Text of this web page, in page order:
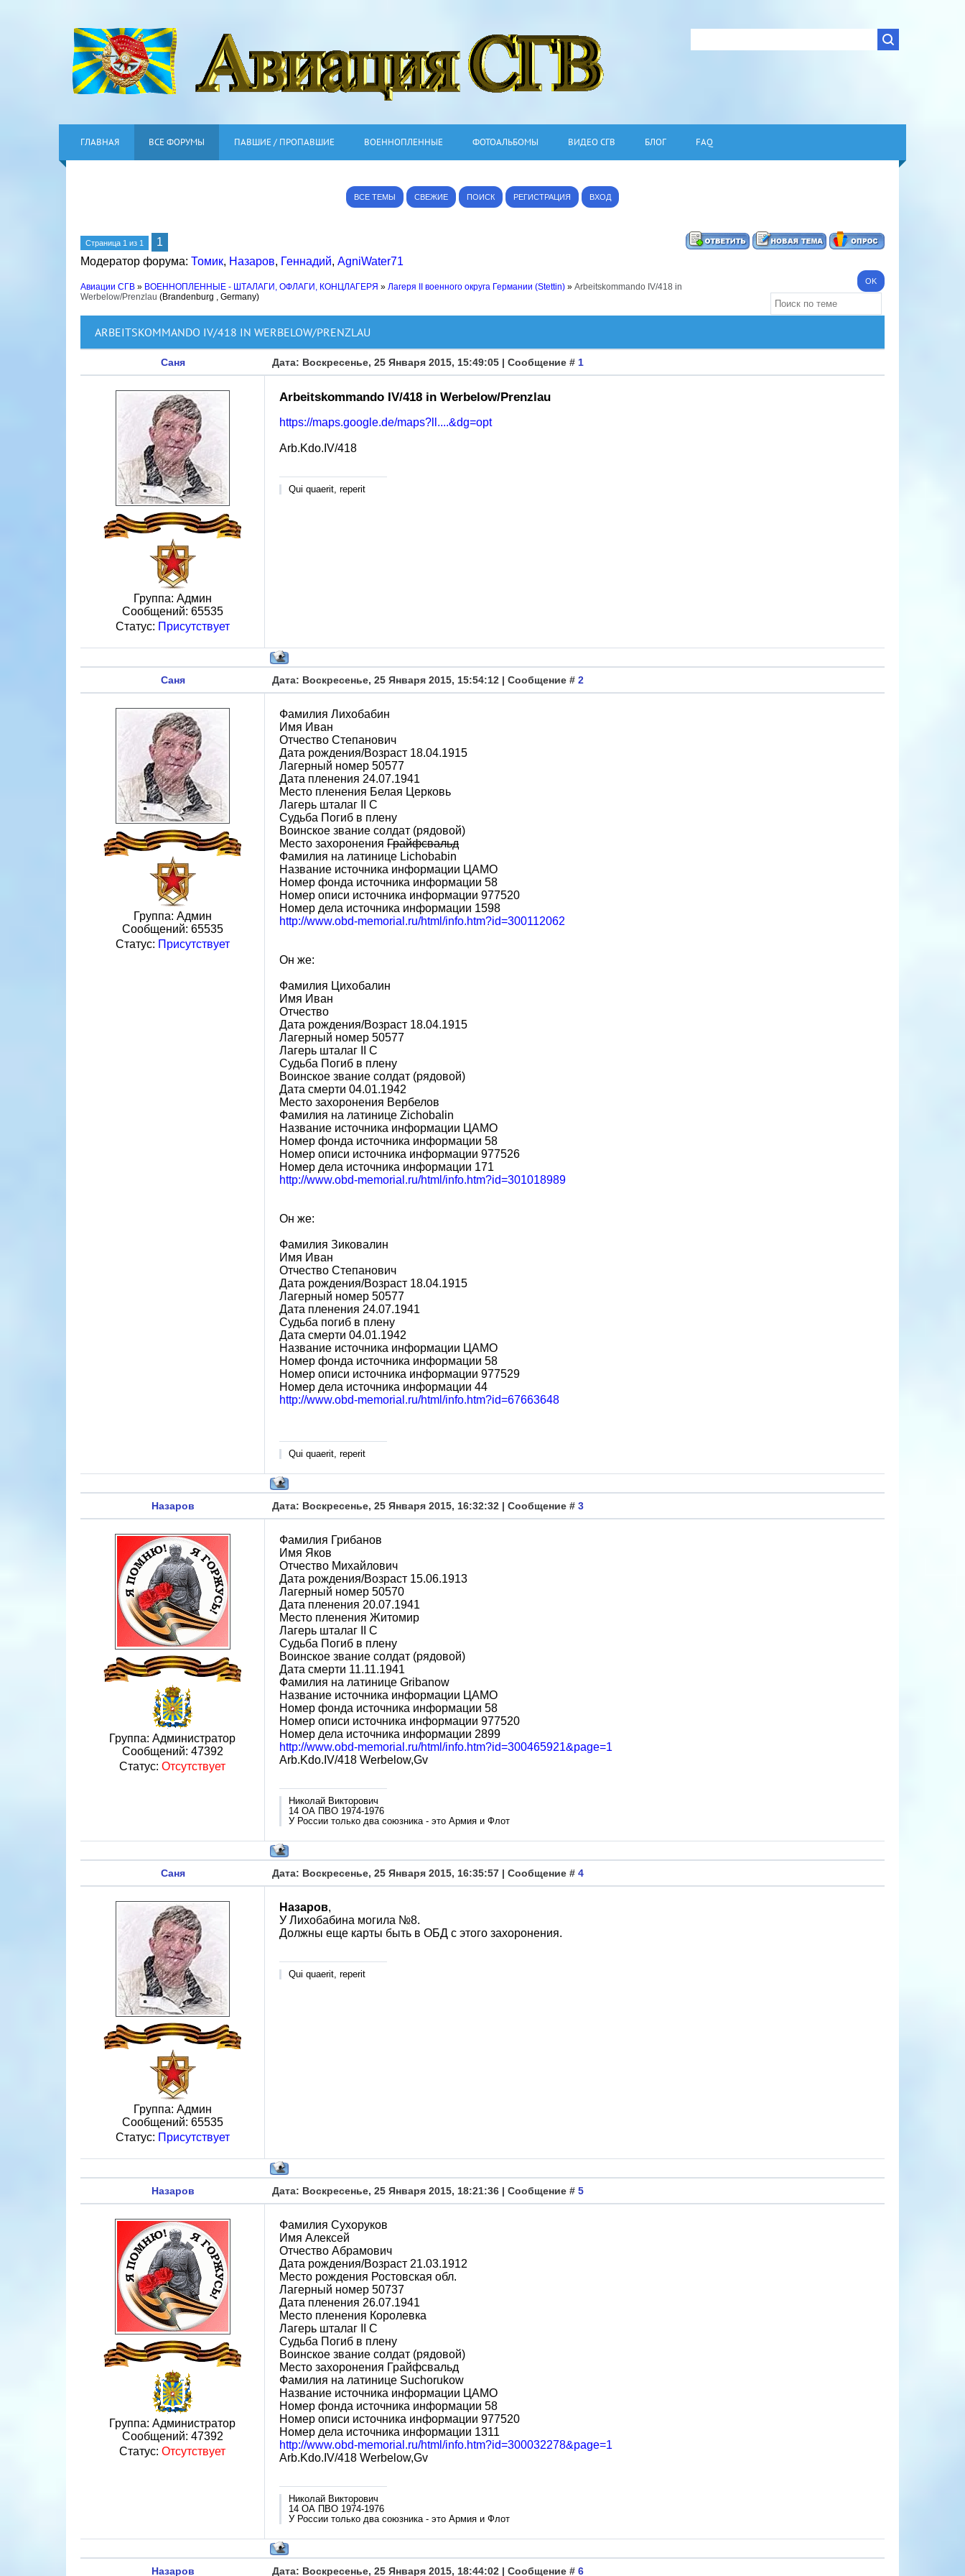
ГЛАВНАЯ ВСЕ ФОРУМЫ ПАВШИЕ / ПРОПАВШИЕ ВОЕННОПЛЕННЫЕ ФОТОАЛЬБОМЫ ВИДЕО СГВ БЛОГ FAQ
ВСЕ ТЕМЫ СВЕЖИЕ ПОИСК РЕГИСТРАЦИЯ ВХОД
Страница 1 из 1
1
Модератор форума: Томик, Назаров, Геннадий, AgniWater71
Авиации СГВ » ВОЕННОПЛЕННЫЕ - ШТАЛАГИ, ОФЛАГИ, КОНЦЛАГЕРЯ » Лагеря II военного округа Германии (Stettin) » Arbeitskommando IV/418 in
Werbelow/Prenzlau (Brandenburg , Germany)
ARBEITSKOMMANDO IV/418 IN WERBELOW/PRENZLAU
Саня Дата: Воскресенье, 25 Января 2015, 15:49:05 | Сообщение # 1
Группа: Админ
Сообщений: 65535
Статус: Присутствует
Arbeitskommando IV/418 in Werbelow/Prenzlau
https://maps.google.de/maps?ll....&dg=opt
Arb.Kdo.IV/418
Qui quaerit, reperit
Саня Дата: Воскресенье, 25 Января 2015, 15:54:12 | Сообщение # 2
Группа: Админ
Сообщений: 65535
Статус: Присутствует
Фамилия Лихобабин
Имя Иван
Отчество Степанович
Дата рождения/Возраст 18.04.1915
Лагерный номер 50577
Дата пленения 24.07.1941
Место пленения Белая Церковь
Лагерь шталаг II C
Судьба Погиб в плену
Воинское звание солдат (рядовой)
Место захоронения Грайфсвальд
Фамилия на латинице Lichobabin
Название источника информации ЦАМО
Номер фонда источника информации 58
Номер описи источника информации 977520
Номер дела источника информации 1598
http://www.obd-memorial.ru/html/info.htm?id=300112062
Он же:
Фамилия Цихобалин
Имя Иван
Отчество
Дата рождения/Возраст 18.04.1915
Лагерный номер 50577
Лагерь шталаг II C
Судьба Погиб в плену
Воинское звание солдат (рядовой)
Дата смерти 04.01.1942
Место захоронения Вербелов
Фамилия на латинице Zichobalin
Название источника информации ЦАМО
Номер фонда источника информации 58
Номер описи источника информации 977526
Номер дела источника информации 171
http://www.obd-memorial.ru/html/info.htm?id=301018989
Он же:
Фамилия Зиковалин
Имя Иван
Отчество Степанович
Дата рождения/Возраст 18.04.1915
Лагерный номер 50577
Дата пленения 24.07.1941
Судьба погиб в плену
Дата смерти 04.01.1942
Название источника информации ЦАМО
Номер фонда источника информации 58
Номер описи источника информации 977529
Номер дела источника информации 44
http://www.obd-memorial.ru/html/info.htm?id=67663648
Qui quaerit, reperit
Назаров Дата: Воскресенье, 25 Января 2015, 16:32:32 | Сообщение # 3
Группа: Администратор
Сообщений: 47392
Статус: Отсутствует
Фамилия Грибанов
Имя Яков
Отчество Михайлович
Дата рождения/Возраст 15.06.1913
Лагерный номер 50570
Дата пленения 20.07.1941
Место пленения Житомир
Лагерь шталаг II C
Судьба Погиб в плену
Воинское звание солдат (рядовой)
Дата смерти 11.11.1941
Фамилия на латинице Gribanow
Название источника информации ЦАМО
Номер фонда источника информации 58
Номер описи источника информации 977520
Номер дела источника информации 2899
http://www.obd-memorial.ru/html/info.htm?id=300465921&page=1
Arb.Kdo.IV/418 Werbelow,Gv
Николай Викторович
14 ОА ПВО 1974-1976
У России только два союзника - это Армия и Флот
Саня Дата: Воскресенье, 25 Января 2015, 16:35:57 | Сообщение # 4
Группа: Админ
Сообщений: 65535
Статус: Присутствует
Назаров,
У Лихобабина могила №8.
Должны еще карты быть в ОБД с этого захоронения.
Qui quaerit, reperit
Назаров Дата: Воскресенье, 25 Января 2015, 18:21:36 | Сообщение # 5
Группа: Администратор
Сообщений: 47392
Статус: Отсутствует
Фамилия Сухоруков
Имя Алексей
Отчество Абрамович
Дата рождения/Возраст 21.03.1912
Место рождения Ростовская обл.
Лагерный номер 50737
Дата пленения 26.07.1941
Место пленения Королевка
Лагерь шталаг II C
Судьба Погиб в плену
Воинское звание солдат (рядовой)
Место захоронения Грайфсвальд
Фамилия на латинице Suchorukow
Название источника информации ЦАМО
Номер фонда источника информации 58
Номер описи источника информации 977520
Номер дела источника информации 1311
http://www.obd-memorial.ru/html/info.htm?id=300032278&page=1
Arb.Kdo.IV/418 Werbelow,Gv
Николай Викторович
14 ОА ПВО 1974-1976
У России только два союзника - это Армия и Флот
Назаров Дата: Воскресенье, 25 Января 2015, 18:44:02 | Сообщение # 6